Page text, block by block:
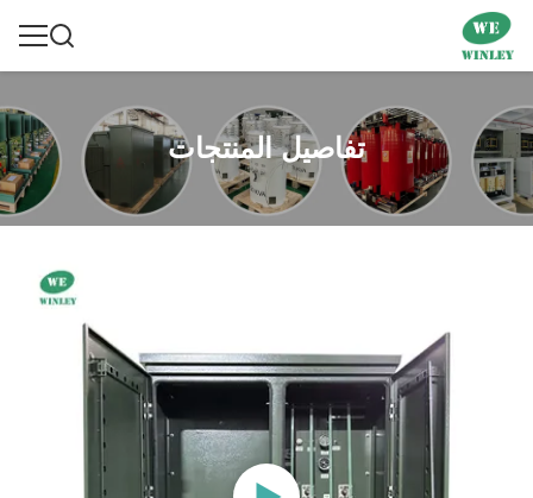
تفاصيل المنتجات